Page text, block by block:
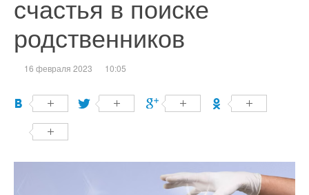
счастья в поиске
родственников
16 февраля 2023 10:05